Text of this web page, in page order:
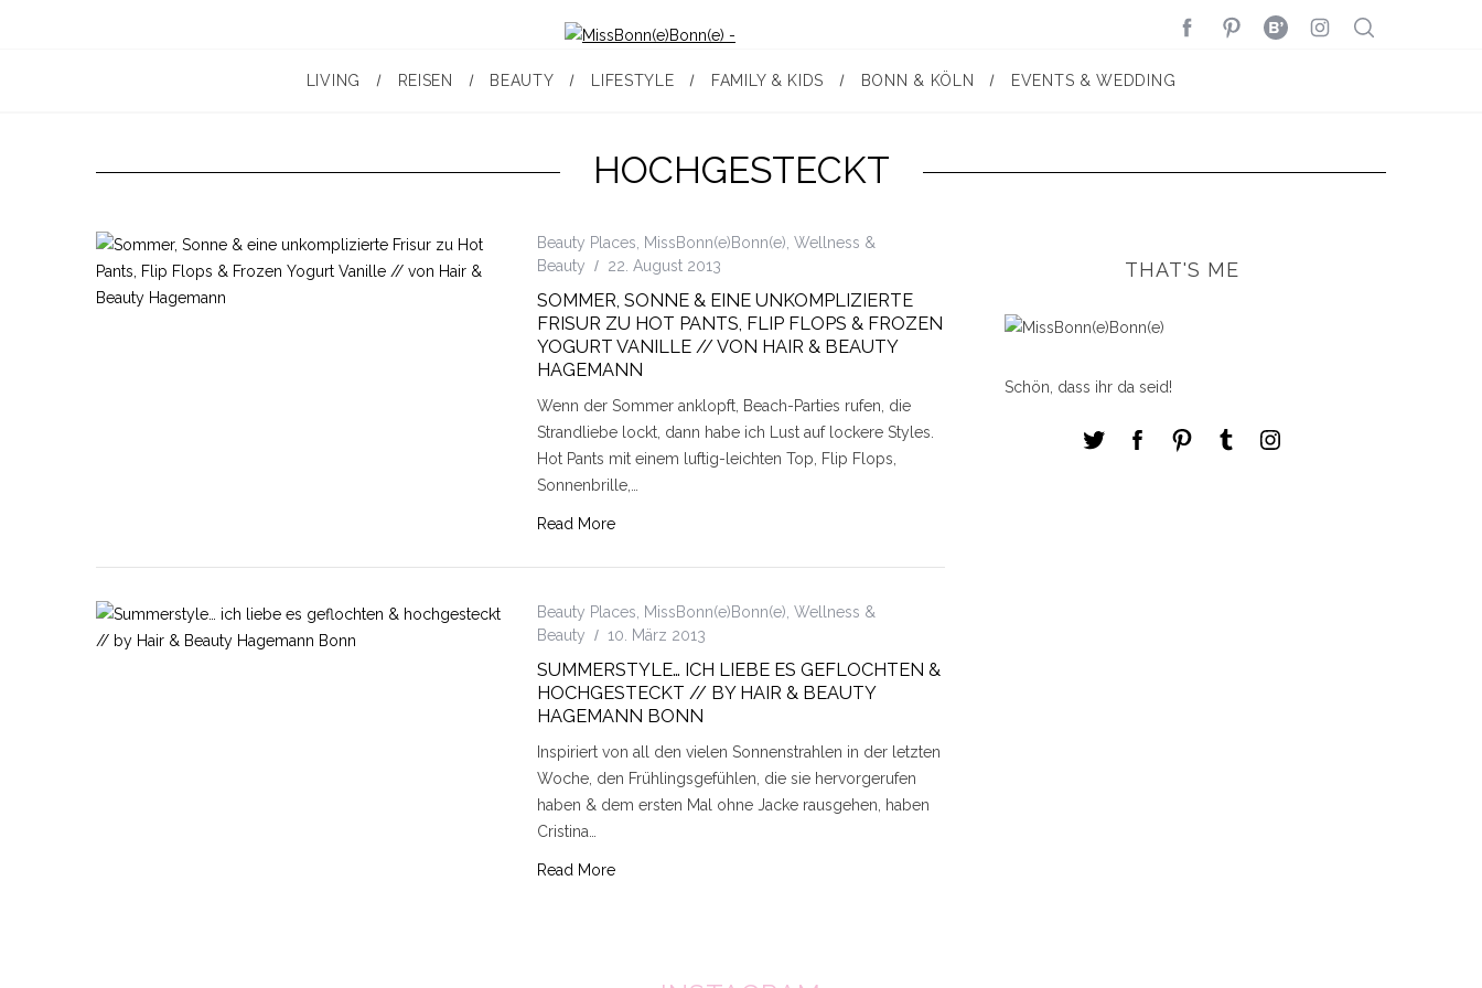
LIVING REISEN BEAUTY LIFESTYLE FAMILY & KIDS BONN & KÖLN EVENTS & WEDDING
HOCHGESTECKT
Beauty Places MissBonn(e)Bonn(e) Wellness &
Beauty
22. August 2013
SOMMER, SONNE & EINE UNKOMPLIZIERTE
FRISUR ZU HOT PANTS, FLIP FLOPS & FROZEN
YOGURT VANILLE // VON HAIR & BEAUTY
HAGEMANN
Wenn der Sommer anklopft, Beach-Parties rufen, die
Strandliebe lockt, dann habe ich Lust auf lockere Styles.
Hot Pants mit einem luftig-leichten Top, Flip Flops,
Sonnenbrille,…
Read More
Beauty Places MissBonn(e)Bonn(e) Wellness &
Beauty
10. März 2013
SUMMERSTYLE… ICH LIEBE ES GEFLOCHTEN &
HOCHGESTECKT // BY HAIR & BEAUTY
HAGEMANN BONN
Inspiriert von all den vielen Sonnenstrahlen in der letzten
Woche, den Frühlingsgefühlen, die sie hervorgerufen
haben & dem ersten Mal ohne Jacke rausgehen, haben
Cristina…
Read More
THAT'S ME
Schön, dass ihr da seid!